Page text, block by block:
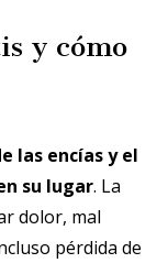
y cómo
las encías y el
su lugar. La
dolor, mal
pérdida de